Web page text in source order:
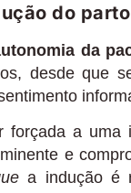
do parto
da
desde que
forçada a
e
a indução é